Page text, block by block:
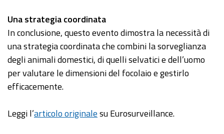
Una strategia coordinata
In conclusione, questo evento dimostra la necessità di
una strategia coordinata che combini la sorveglianza
degli animali domestici, di quelli selvatici e dell’uomo
per valutare le dimensioni del focolaio e gestirlo
efficacemente.
Leggi l’articolo originalesu Eurosurveillance.